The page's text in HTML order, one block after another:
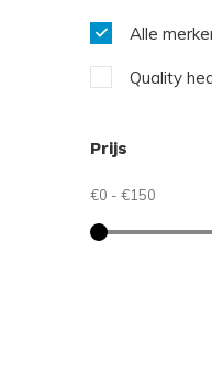
Alle
Quality
Prijs
€0 - €150